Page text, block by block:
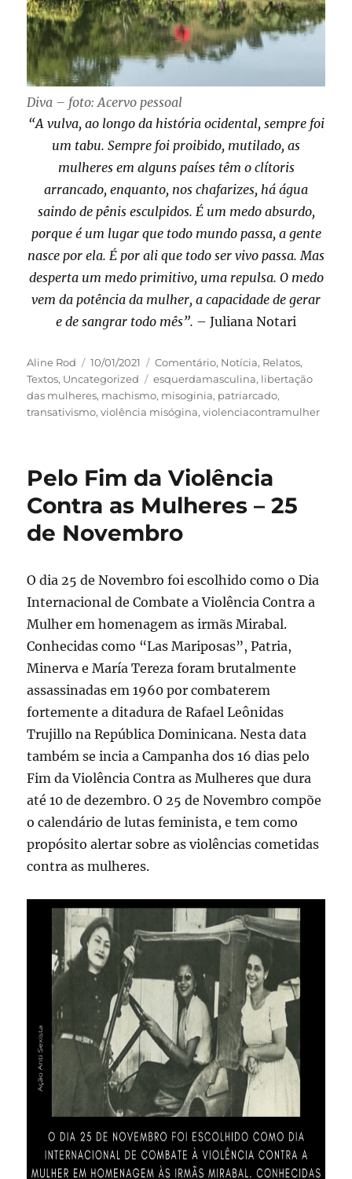
Diva – foto: Acervo pessoal
“A vulva, ao longo da história ocidental, sempre foi
um tabu. Sempre foi proibido, mutilado, as
mulheres em alguns países têm o clítoris
arrancado, enquanto, nos chafarizes, há água
saindo de pênis esculpidos. É um medo absurdo,
porque é um lugar que todo mundo passa, a gente
nasce por ela. É por ali que todo ser vivo passa. Mas
desperta um medo primitivo, uma repulsa. O medo
vem da potência da mulher, a capacidade de gerar
e de sangrar todo mês”. – Juliana Notari
Autor
Aline Rod
Publicado
em
10/01/2021 Categorias
Comentário, Notícia, Relatos,
Textos, Uncategorized Tags
esquerdamasculina, libertação
das mulheres, machismo, misoginia, patriarcado,
transativismo,violência misógina,violenciacontramulher
Pelo Fim da Violência
Contra as Mulheres – 25
de Novembro
O dia 25 de Novembro foi escolhido como o Dia
Internacional de Combate a Violência Contra a
Mulher em homenagem as irmãs Mirabal.
Conhecidas como “Las Mariposas”, Patria,
Minerva e María Tereza foram brutalmente
assassinadas em 1960 por combaterem
fortemente a ditadura de Rafael Leônidas
Trujillo na República Dominicana. Nesta data
também se incia a Campanha dos 16 dias pelo
Fim da Violência Contra as Mulheres que dura
até 10 de dezembro. O 25 de Novembro compõe
o calendário de lutas feminista, e tem como
propósito alertar sobre as violências cometidas
contra as mulheres.